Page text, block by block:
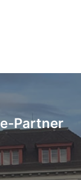
Partner